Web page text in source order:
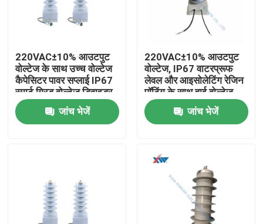
उत्पादों
वीआर दिखाएँ
220VAC±10% आउटपुट
वोल्टेज के साथ उच्च वोल्टेज
कैपेसिटर पावर सप्लाई IP67
स्मार्ट ग्रिड वोल्टेज डिवाइडर
के लिए वाटरप्रूफ स्तर और
आइसोलेटिंग रेजिन पॉटिंग
जांच भेजें
220VAC±10% आउटपुट
वोल्टेज, IP67 वाटरप्रूफ
लेवल और आइसोलेटिंग रेजिन
पॉटिंग के साथ हाई वोल्टेज
कैपेसिटर पावर सप्लाई
जांच भेजें